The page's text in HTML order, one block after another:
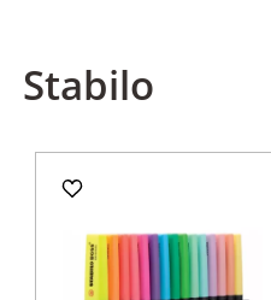
Stabilo